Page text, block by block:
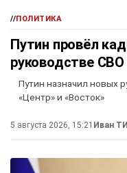
//ПОЛИТИКА
Путин провёл
руководстве СВО
Путин назначил новых
«Центр» и «Восток»
5 августа 2026, 15:21 Иван